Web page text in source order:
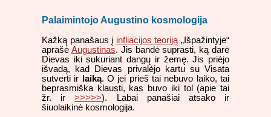
Palaimintojo Augustino kosmologija
Kažką panašaus į infliacijos teoriją„Išpažintyje“
aprašė Augustinas. Jis bandė suprasti, ką darė
Dievas iki sukuriant dangų ir žemę. Jis priėjo
išvadą, kad Dievas privalėjo kartu su Visata
sutverti ir
laiką. O jei prieš tai nebuvo laiko, tai
beprasmiška klausti, kas buvo iki tol (apie tai
žr. ir>>>>>). Labai panašiai atsako ir
šiuolaikinė kosmologija.